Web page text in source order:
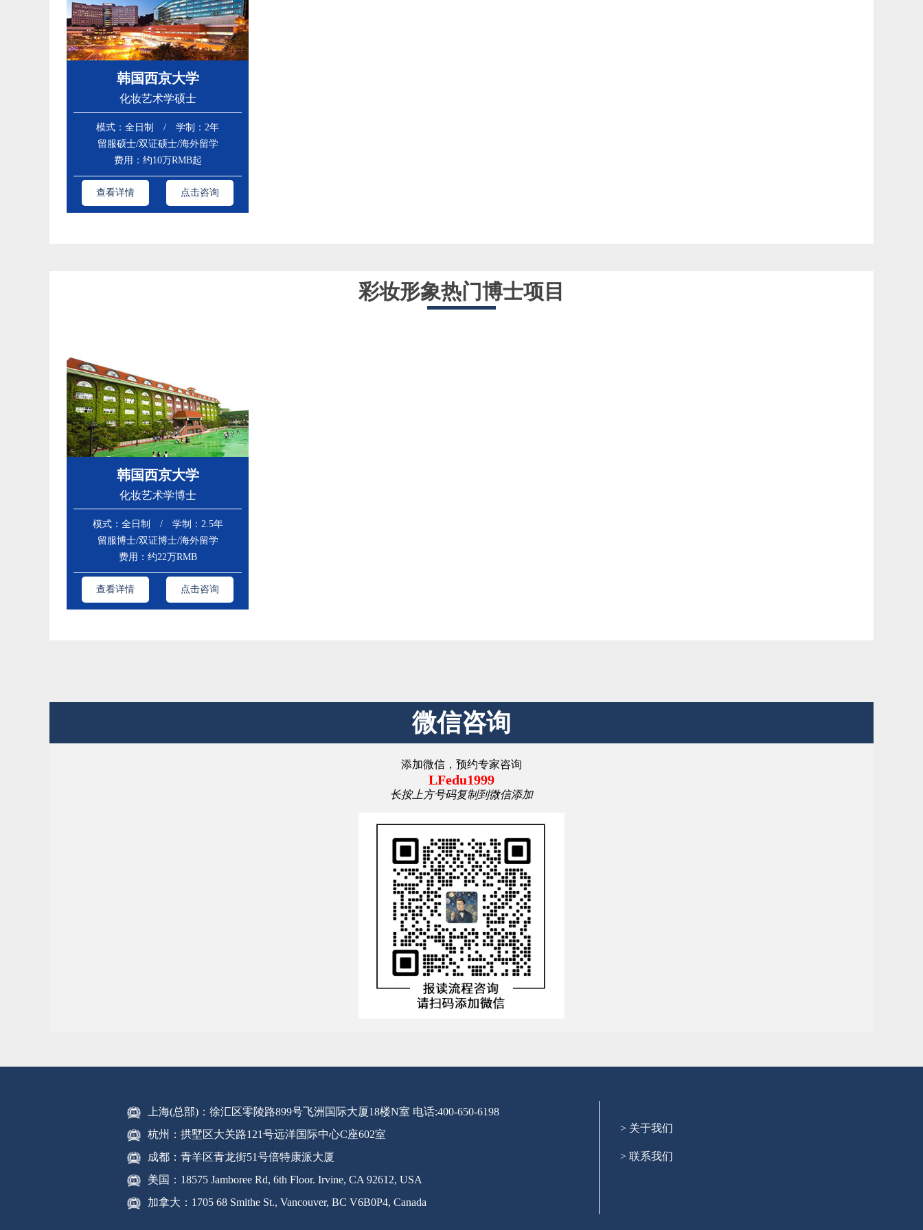
韩国西京大学
​化妆艺术学硕士
模式：全日制 / 学制：2年
留服硕士/双证硕士/海外留学
费用：约10万RMB起
查看详情 点击咨询
彩妆形象热门博士项目
韩国西京大学
​化妆艺术学博士
模式：全日制 / 学制：2.5年
留服博士/双证博士/海外留学
费用：约22万RMB
查看详情 点击咨询
微信咨询
添加微信，预约专家咨询
LFedu1999
长按上方号码复制到微信添加
上海(总部)：徐汇区零陵路899号飞洲国际大厦18楼N室 电话:400-650-6198
杭州：拱墅区大关路121号远洋国际中心C座602室
成都：青羊区青龙街51号倍特康派大厦
美国：18575 Jamboree Rd, 6th Floor. Irvine, CA 92612, USA
加拿大：1705 68 Smithe St., Vancouver, BC V6B0P4, Canada
> 关于我们
> 联系我们